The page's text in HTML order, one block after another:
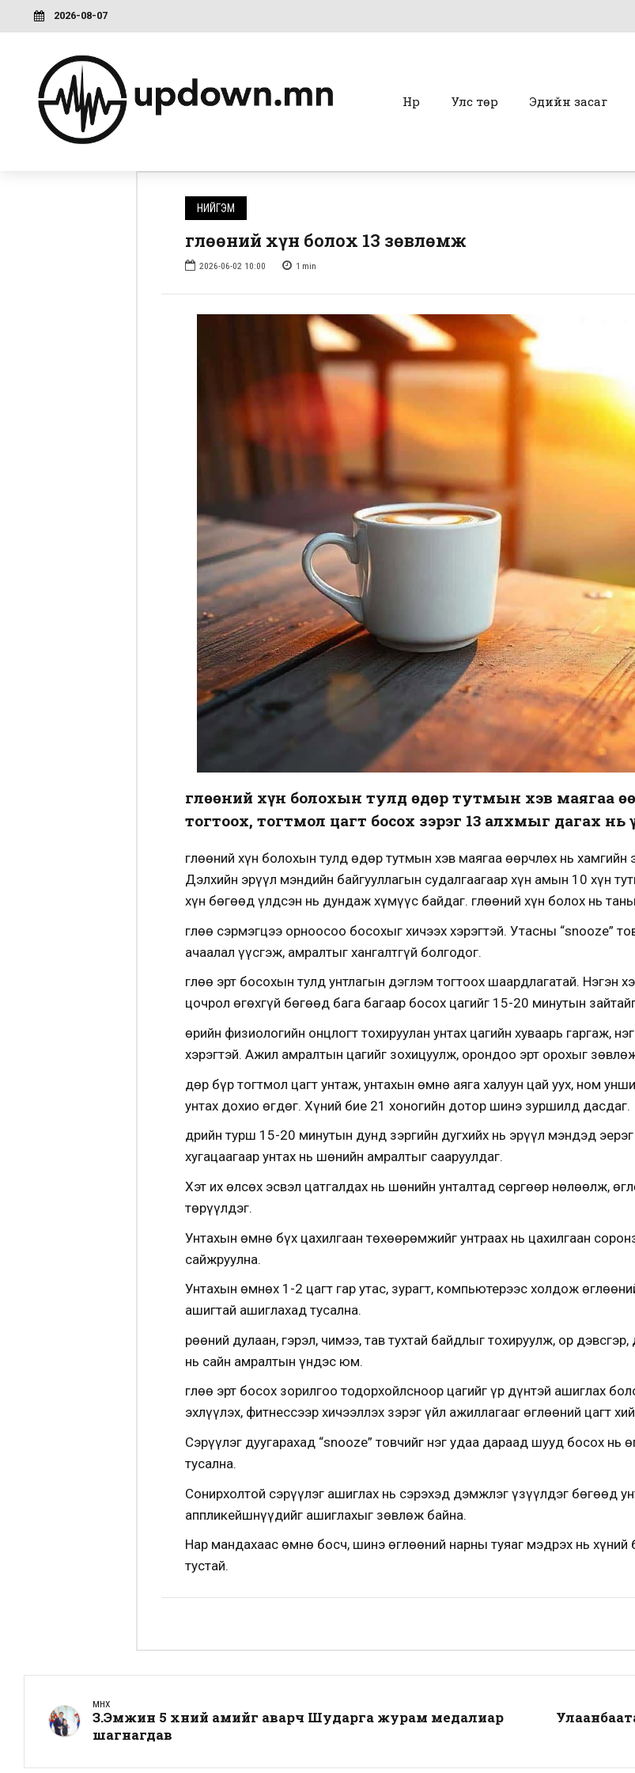
2026-08-07
Нүүр Улс төр Эдийн засаг
НИЙГЭМ
Өглөөний хүн болох 13 зөвлөмж
2026-06-02 10:00 1 min
Өглөөний хүн болохын тулд өдөр тутмын хэв маягаа
тогтоох, тогтмол цагт босох зэрэг 13 алхмыг дагах нь
Өглөөний хүн болохын тулд өдөр тутмын хэв маягаа өөрчлөх нь
Дэлхийн эрүүл мэндийн байгууллагын судалгаагаар хүн амын 10 хүн
хүн бөгөөд үлдсэн нь дундаж хүмүүс байдаг. Өглөөний хүн болох нь
Өглөө сэрмэгцээ орноосоо босохыг хичээх хэрэгтэй. Утасны “snooze”
ачаалал үүсгэж, амралтыг хангалтгүй болгодог.
Өглөө эрт босохын тулд унтлагын дэглэм тогтоох шаардлагатай. Нэгэн
цочрол өгөхгүй бөгөөд бага багаар босох цагийг 15-20 минутын
Өөрийн физиологийн онцлогт тохируулан унтах цагийн хуваарь гаргаж,
хэрэгтэй. Ажил амралтын цагийг зохицуулж, орондоо эрт орохыг
Өдөр бүр тогтмол цагт унтаж, унтахын өмнө аяга халуун цай уух, ном
унтах дохио өгдөг. Хүний бие 21 хоногийн дотор шинэ зуршилд дасдаг.
Өдрийн турш 15-20 минутын дунд зэргийн дугхийх нь эрүүл мэндэд
хугацаагаар унтах нь шөнийн амралтыг сааруулдаг.
Хэт их өлсөх эсвэл цатгалдах нь шөнийн унталтад сөргөөр нөлөөлж,
төрүүлдэг.
Унтахын өмнө бүх цахилгаан төхөөрөмжийг унтраах нь цахилгаан
сайжруулна.
Унтахын өмнөх 1-2 цагт гар утас, зурагт, компьютерээс холдож
ашигтай ашиглахад тусална.
Өрөөний дулаан, гэрэл, чимээ, тав тухтай байдлыг тохируулж, ор
нь сайн амралтын үндэс юм.
Өглөө эрт босох зорилгоо тодорхойлсноор цагийг үр дүнтэй ашиглах
эхлүүлэх, фитнессээр хичээллэх зэрэг үйл ажиллагааг өглөөний цагт
Сэрүүлэг дуугарахад “snooze” товчийг нэг удаа дараад шууд босох нь
тусална.
Сонирхолтой сэрүүлэг ашиглах нь сэрэхэд дэмжлэг үзүүлдэг бөгөөд
аппликейшнүүдийг ашиглахыг зөвлөж байна.
Нар мандахаас өмнө босч, шинэ өглөөний нарны туяаг мэдрэх нь хүний
тустай.
ӨМНӨХ
З.Эмүжин 5 хүний амийг аварч Шударга журам медалиар
шагнагдав